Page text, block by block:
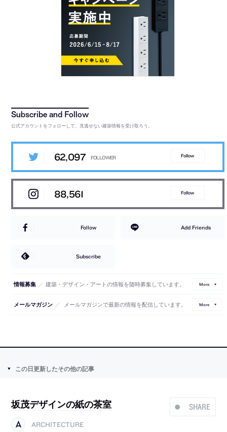
公式アカウントをフォローして、見逃せない建築情報を受け取ろう。
62,097 Follow
88,561 Follow
Follow Add Friends
Subscribe
情報募集 ／ 建築・デザイン・アートの情報を随時募集しています。 More
メールマガジン ／ メールマガジンで最新の情報を配信しています。 More
この日更新したその他の記事
SHARE
坂茂デザインの紙の茶室
ARCHITECTURE